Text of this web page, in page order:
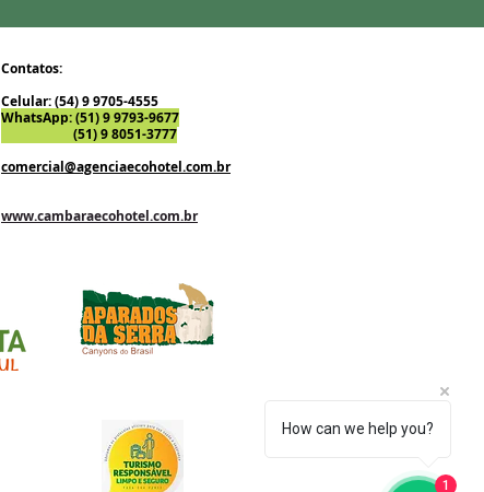
Contatos:
Celular: (54) 9 9705-4555
WhatsApp: (51) 9 9793-9677
(51) 9 8051-3777
comercial@agenciaecohotel.com.br
www.cambaraecohotel.com.br
How can we help you?
1